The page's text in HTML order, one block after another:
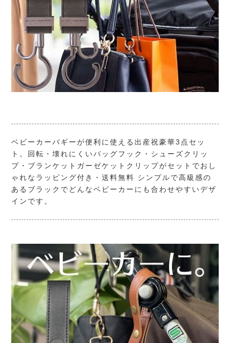
ベビーカーバギーが便利に使える出産祝豪華3点セッ
ト。回転・壊れにくいバッグフック・シューズクリッ
プ・ブランケットガーゼケットクリップがセットでおし
ゃれなラッピング付き・送料無料 シンプルで高級感の
あるブラックでどんなベビーカーにも合わせやすいデザ
インです。